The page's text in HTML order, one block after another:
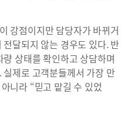
강점이지만 담당자가 바뀌거
달되지 않는 경우도 있다. 반
상태를 확인하고 상담하며
제로 고객분들께서 가장 만
니라 “믿고 맡길 수 있었